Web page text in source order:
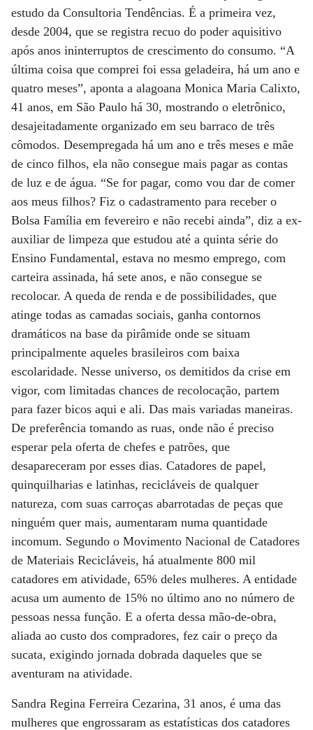
estudo da Consultoria Tendências. É a primeira vez,
desde 2004, que se registra recuo do poder aquisitivo
após anos ininterruptos de crescimento do consumo. “A
última coisa que comprei foi essa geladeira, há um ano e
quatro meses”, aponta a alagoana Monica Maria Calixto,
41 anos, em São Paulo há 30, mostrando o eletrônico,
desajeitadamente organizado em seu barraco de três
cômodos. Desempregada há um ano e três meses e mãe
de cinco filhos, ela não consegue mais pagar as contas
de luz e de água. “Se for pagar, como vou dar de comer
aos meus filhos? Fiz o cadastramento para receber o
Bolsa Família em fevereiro e não recebi ainda”, diz a ex-
auxiliar de limpeza que estudou até a quinta série do
Ensino Fundamental, estava no mesmo emprego, com
carteira assinada, há sete anos, e não consegue se
recolocar. A queda de renda e de possibilidades, que
atinge todas as camadas sociais, ganha contornos
dramáticos na base da pirâmide onde se situam
principalmente aqueles brasileiros com baixa
escolaridade. Nesse universo, os demitidos da crise em
vigor, com limitadas chances de recolocação, partem
para fazer bicos aqui e ali. Das mais variadas maneiras.
De preferência tomando as ruas, onde não é preciso
esperar pela oferta de chefes e patrões, que
desapareceram por esses dias. Catadores de papel,
quinquilharias e latinhas, recicláveis de qualquer
natureza, com suas carroças abarrotadas de peças que
ninguém quer mais, aumentaram numa quantidade
incomum. Segundo o Movimento Nacional de Catadores
de Materiais Recicláveis, há atualmente 800 mil
catadores em atividade, 65% deles mulheres. A entidade
acusa um aumento de 15% no último ano no número de
pessoas nessa função. E a oferta dessa mão-de-obra,
aliada ao custo dos compradores, fez cair o preço da
sucata, exigindo jornada dobrada daqueles que se
aventuram na atividade.
Sandra Regina Ferreira Cezarina, 31 anos, é uma das
mulheres que engrossaram as estatísticas dos catadores